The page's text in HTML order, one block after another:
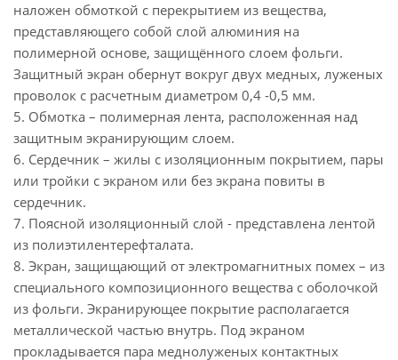
наложен обмоткой с перекрытием из вещества,
представляющего собой слой алюминия на
полимерной основе, защищённого слоем фольги.
Защитный экран обернут вокруг двух медных, луженых
проволок с расчетным диаметром 0,4 -0,5 мм.
5. Обмотка – полимерная лента, расположенная над
защитным экранирующим слоем.
6. Сердечник – жилы с изоляционным покрытием, пары
или тройки с экраном или без экрана повиты в
сердечник.
7. Поясной изоляционный слой - представлена лентой
из полиэтилентерефталата.
8. Экран, защищающий от электромагнитных помех – из
специального композиционного вещества с оболочкой
из фольги. Экранирующее покрытие располагается
металлической частью внутрь. Под экраном
прокладывается пара меднолуженых контактных